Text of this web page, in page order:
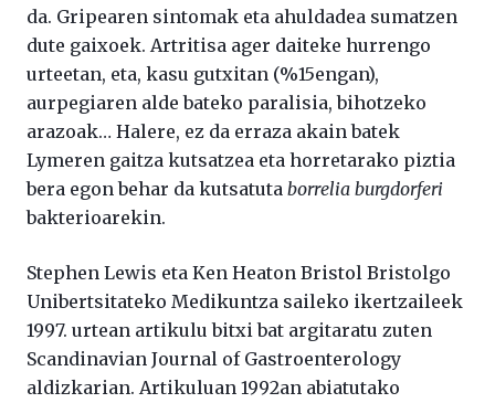
da. Gripearen sintomak eta ahuldadea sumatzen
dute gaixoek. Artritisa ager daiteke hurrengo
urteetan, eta, kasu gutxitan (%15engan),
aurpegiaren alde bateko paralisia, bihotzeko
arazoak… Halere, ez da erraza akain batek
Lymeren gaitza kutsatzea eta horretarako piztia
bera egon behar da kutsatuta borrelia burgdorferi
bakterioarekin.
Stephen Lewis eta Ken Heaton Bristol Bristolgo
Unibertsitateko Medikuntza saileko ikertzaileek
1997. urtean artikulu bitxi bat argitaratu zuten
Scandinavian Journal of Gastroenterology
aldizkarian. Artikuluan 1992an abiatutako